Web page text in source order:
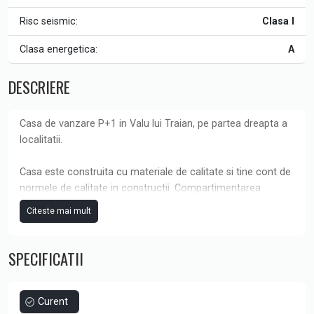
Risc seismic: Clasa I
Clasa energetica: A
DESCRIERE
Casa de vanzare P+1 in Valu lui Traian, pe partea dreapta a
localitatii.
Casa este construita cu materiale de calitate si tine cont de
normele de calitate in constructii. Compartimentarea
functionala face din aceasta proprietate varianta ideala
pentru tine si familia ta.
de gratar, sistem de irigat gazonul.
Proprietatea de vinde finisata complet si dispune de : gresie,
interior, Obiecte sanitare, incalzire in pardoseala, izolatie
Citeste mai mult
SPECIFICATII
Curent